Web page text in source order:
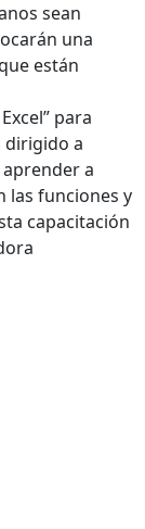
sean
una
están
para
dirigido a
a
las funciones y
capacitación